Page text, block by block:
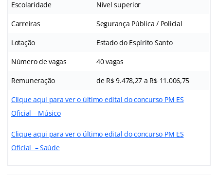
Escolaridade Nível superior
Carreiras Segurança Pública / Policial
Lotação Estado do Espírito Santo
Número de vagas 40 vagas
Remuneração de R$ 9.478,27 a R$ 11.006,75
Clique aqui para ver o último edital do concurso PM ES
Oficial – Músico
Clique aqui para ver o último edital do concurso PM ES
Oficial – Saúde